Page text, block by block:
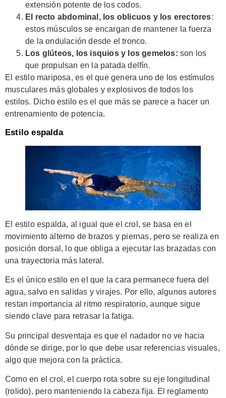
extensión potente de los codos.
El recto abdominal, los oblicuos y los erectores:
estos músculos se encargan de mantener la fuerza
de la ondulación desde el tronco.
Los glúteos, los isquios y los gemelos: son los
que propulsan en la patada delfín.
El estilo mariposa, es el que genera uno de los estímulos
musculares más globales y explosivos de todos los
estilos. Dicho estilo es el que más se parece a hacer un
entrenamiento de potencia.
Estilo espalda
El estilo espalda, al igual que el crol, se basa en el
movimiento alterno de brazos y piernas, pero se realiza en
posición dorsal, lo que obliga a ejecutar las brazadas con
una trayectoria más lateral.
Es el único estilo en el que la cara permanece fuera del
agua, salvo en salidas y virajes. Por ello, algunos autores
restan importancia al ritmo respiratorio, aunque sigue
siendo clave para retrasar la fatiga.
Su principal desventaja es que el nadador no ve hacia
dónde se dirige, por lo que debe usar referencias visuales,
algo que mejora con la práctica.
Como en el crol, el cuerpo rota sobre su eje longitudinal
(rolido), pero manteniendo la cabeza fija. El reglamento